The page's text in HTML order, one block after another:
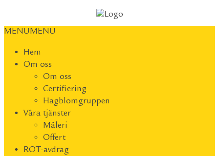
MENUMENU
Hem
Om oss
Om oss
Certifiering
Hagblomgruppen
Våra tjänster
Måleri
Offert
ROT-avdrag